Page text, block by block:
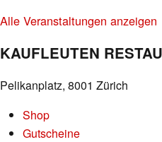
Alle Veranstaltungen anzeigen
KAUFLEUTEN
Pelikanplatz, 8001 Zürich
Shop
Gutscheine